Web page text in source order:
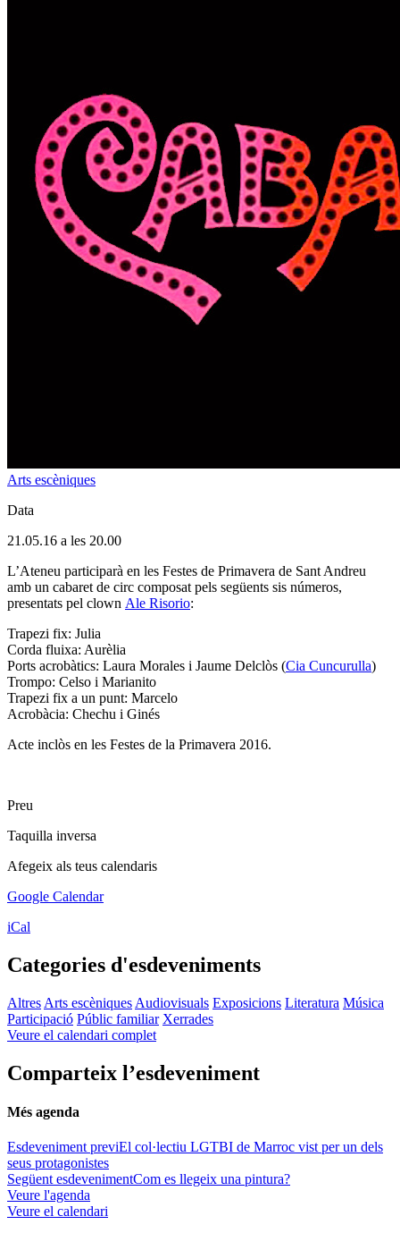
Arts escèniques
Data
21.05.16 a les 20.00
L’Ateneu participarà en les Festes de Primavera de Sant Andreu
amb un cabaret de circ composat pels següents sis números,
presentats pel clown Ale Risorio:
Trapezi fix: Julia
Corda fluixa: Aurèlia
Ports acrobàtics: Laura Morales i Jaume Delclòs (Cia Cuncurulla)
Trompo: Celso i Marianito
Trapezi fix a un punt: Marcelo
Acrobàcia: Chechu i Ginés
Acte inclòs en les Festes de la Primavera 2016.
Preu
Taquilla inversa
Afegeix als teus calendaris
Google Calendar
iCal
Categories d'esdeveniments
Altres Arts escèniques Audiovisuals Exposicions Literatura Música
Participació Públic familiar Xerrades
Veure el calendari complet
Comparteix l’esdeveniment
Més agenda
Esdeveniment previEl col·lectiu LGTBI de Marroc vist per un dels
seus protagonistes
Següent esdevenimentCom es llegeix una pintura?
Veure l'agenda
Veure el calendari